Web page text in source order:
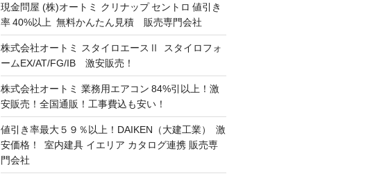
現金問屋 (株)オートミ クリナップ セントロ 値引き
率 40%以上 無料かんたん見積 販売専門会社
株式会社オートミ スタイロエースⅡ スタイロフォ
ームEX/AT/FG/IB 激安販売！
株式会社オートミ 業務用エアコン 84%引以上！激
安販売！全国通販！工事費込も安い！
値引き率最大５９％以上！DAIKEN（大建工業） 激
安価格！ 室内建具 イエリア カタログ連携 販売専
門会社